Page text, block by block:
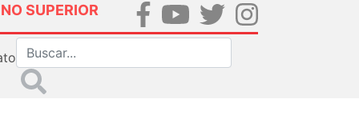
SUPERIOR